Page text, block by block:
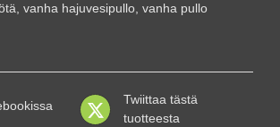
, vanha hajuvesipullo, vanha pullo
Twiittaa tästä
tuotteesta